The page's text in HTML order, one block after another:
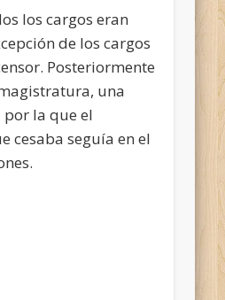
los cargos eran
de los cargos
Posteriormente
una
la que el
cesaba seguía en el